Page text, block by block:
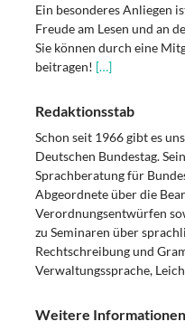
Ein besonderes Anliegen
Freude am Lesen und an
Sie können durch eine
beitragen! […]
Redaktionsstab
Schon seit 1966 gibt es
Deutschen Bundestag.
Sprachberatung für
Abgeordnete über die
Verordnungsentwürfen
zu Seminaren über
Rechtschreibung und
Verwaltungssprache,
Weitere Informationen